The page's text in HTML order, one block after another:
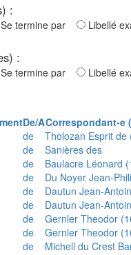
:
Se termine par Libellé
:
Se termine par Libellé
De/ACorrespondant-e
de Tholozan Esprit de
de Sanières des
de Baulacre Léonard
de Du Noyer Jean-
de Dautun Jean-
de Dautun Jean-
de Gernler Theodor
de Gernler Theodor
de Micheli du Crest